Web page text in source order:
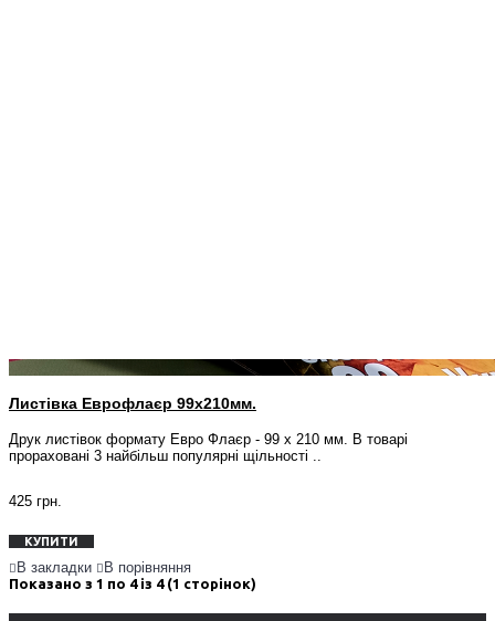
Листівка Еврофлаєр 99x210мм.
Друк листівок формату Евро Флаєр - 99 х 210 мм. В товарі
прораховані 3 найбільш популярні щільності ..
425 грн.
КУПИТИ
В закладки В порівняння
Показано з 1 по 4 із 4 (1 сторінок)